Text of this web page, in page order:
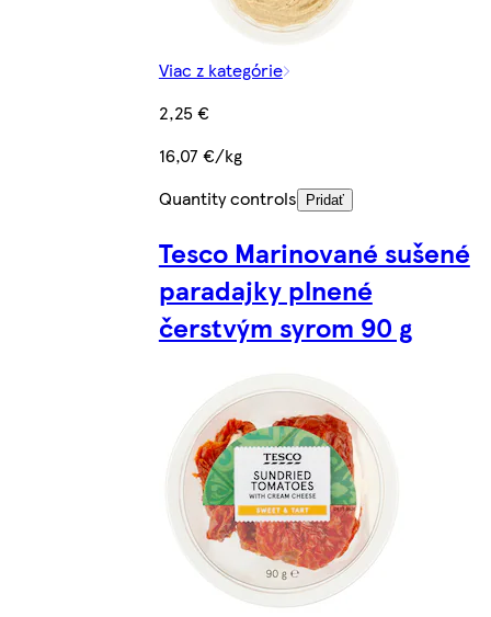
Viac z kategórie
2,25 €
16,07 €/kg
Quantity controls
Pridať
Tesco Marinované sušené
paradajky plnené
čerstvým syrom 90 g